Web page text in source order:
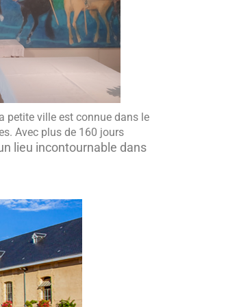
petite ville est connue dans le
Avec plus de 160 jours
lieu incontournable dans